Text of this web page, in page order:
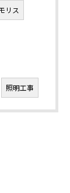
リス
照明工事